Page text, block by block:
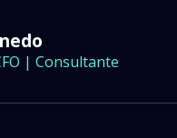
| Consultante